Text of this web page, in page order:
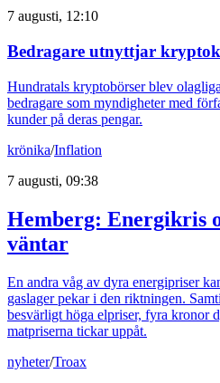
7 augusti, 12:10
Bedragare utnyttjar
Hundratals kryptobörser blev
bedragare som myndigheter med
kunder på deras pengar.
krönika/Inflation
7 augusti, 09:38
Hemberg: Energikris
väntar
En andra våg av dyra energipriser
gaslager pekar i den riktningen.
besvärligt höga elpriser, fyra kronor
matpriserna tickar uppåt.
nyheter/Troax